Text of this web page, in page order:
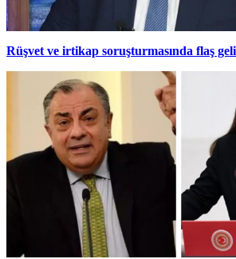
Rüşvet ve irtikap soruşturmasında flaş